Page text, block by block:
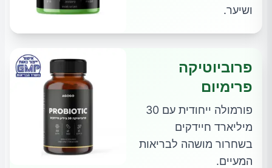
ושיער.
פרוביוטיקה
פרימיום
פורמולה ייחודית עם 30
מיליארד חיידקים
בשחרור מושהה לבריאות
המעיים.